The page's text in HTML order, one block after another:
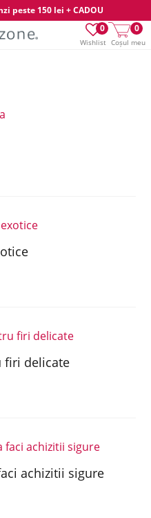
peste 150 lei + CADOU
Wishlist
0
Coșul meu
0
firi delicate
achizitii sigure